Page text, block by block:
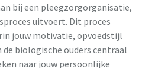
bij een pleegzorgorganisatie,
uitvoert. Dit proces
jouw motivatie, opvoedstijl
biologische ouders centraal
naar jouw persoonlijke